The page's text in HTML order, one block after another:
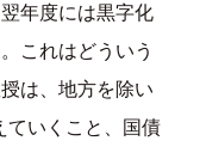
年度には黒字化
これはどういう
は、地方を除い
ていくこと、国債